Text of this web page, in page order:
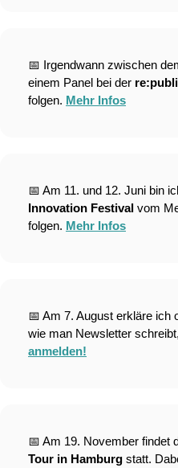
📅 Irgendwann zwischen
einem Panel bei der
folgen. Mehr Infos
📅 Am 11. und 12. Juni bin
Innovation Festival vom
folgen. Mehr Infos
📅 Am 7. August erkläre ich
wie man Newsletter
anmelden!
📅 Am 19. November findet
Tour in Hamburg statt.